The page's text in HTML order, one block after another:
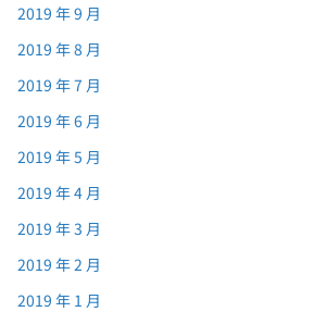
2019 年 9 月
2019 年 8 月
2019 年 7 月
2019 年 6 月
2019 年 5 月
2019 年 4 月
2019 年 3 月
2019 年 2 月
2019 年 1 月